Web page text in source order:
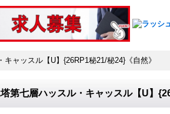
ャッスル【U】{26RP1秘21/秘24}《自然》
第七層ハッスル・キャッスル【U】